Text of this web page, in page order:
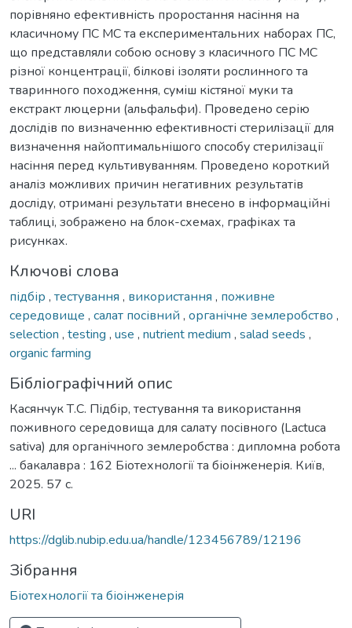
порівняно ефективність проростання насіння на
класичному ПС МС та експериментальних наборах ПС,
що представляли собою основу з класичного ПС МС
різної концентрації, білкові ізоляти рослинного та
тваринного походження, суміш кістяної муки та
екстракт люцерни (альфальфи). Проведено серію
дослідів по визначенню ефективності стерилізації для
визначення найоптимальнішого способу стерилізації
насіння перед культивуванням. Проведено короткий
аналіз можливих причин негативних результатів
досліду, отримані результати внесено в інформаційні
таблиці, зображено на блок-схемах, графіках та
рисунках.
Ключові слова
підбір , тестування , використання , поживне
середовище , салат посівний , органічне землеробство ,
selection , testing , use , nutrient medium , salad seeds ,
organic farming
Бібліографічний опис
Касянчук Т.С. Підбір, тестування та використання
поживного середовища для салату посівного (Lactuca
sativa) для органічного землеробства : дипломна робота
... бакалавра : 162 Біотехнології та біоінженерія. Київ,
2025. 57 с.
URI
https://dglib.nubip.edu.ua/handle/123456789/12196
Зібрання
Біотехнології та біоінженерія